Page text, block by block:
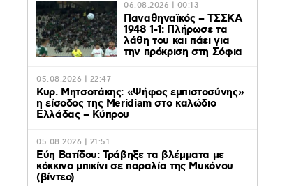
06.08.2026 | 00:13
Παναθηναϊκός – ΤΣΣΚΑ
1948 1-1: Πλήρωσε τα
λάθη του και πάει για
την πρόκριση στη Σόφια
05.08.2026 | 22:47
Κυρ. Μητσοτάκης: «Ψήφος εμπιστοσύνης»
η είσοδος της Meridiam στο καλώδιο
Ελλάδας – Κύπρου
05.08.2026 | 21:51
Εύη Βατίδου: Τράβηξε τα βλέμματα με
κόκκινο μπικίνι σε παραλία της Μυκόνου
(βίντεο)